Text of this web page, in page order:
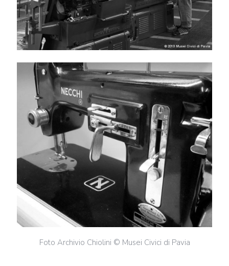
Foto Archivio Chiolini © Musei Civici di Pavia